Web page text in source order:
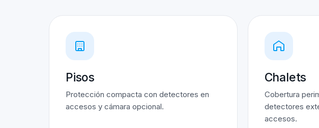
Pisos
Protección compacta con detectores en
accesos y cámara opcional.
Chalets
Cobertura
detectores
accesos.